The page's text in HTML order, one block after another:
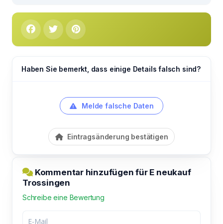
Haben Sie bemerkt, dass einige Details falsch sind?
Melde falsche Daten
Eintragsänderung bestätigen
Kommentar hinzufügen für E neukauf
Trossingen
Schreibe eine Bewertung